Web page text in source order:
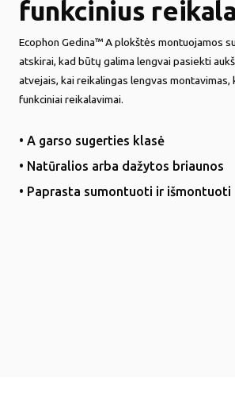
funkcinius
Ecophon Gedina™ A plokštės montuojamos
atskirai, kad būtų galima lengvai pasiekti
atvejais, kai reikalingas lengvas
funkciniai reikalavimai.
• A garso sugerties klasė
• Natūralios arba dažytos briaunos
• Paprasta sumontuoti ir išmontuoti